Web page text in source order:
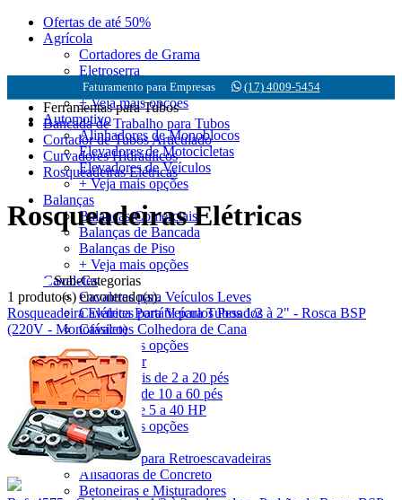
Ofertas de até 50%
Agrícola
Cortadores de Grama
Eletroserra
Motobombas
+ Veja mais opções
Automotivo
Alinhadores de Monoblocos
Elevadores de Motocicletas
Elevadores de Veículos
+ Veja mais opções
Balanças
Balanças Comerciais
Balanças de Bancada
Balanças de Piso
+ Veja mais opções
Cavaletes
Cavaletes para Veículos Leves
Cavaletes para Veículos Pesados
Cavaletes Colhedora de Cana
+ Veja mais opções
Compressor de Ar
Profissionais de 2 a 20 pés
Industriais de 10 a 60 pés
Parafuso de 5 a 40 HP
+ Veja mais opções
Construção Civil
Caçambas para Retroescavadeiras
Alisadoras de Concreto
Betoneiras e Misturadores
Faturamento para Empresas (17) 4009-5454
Ferramentas para Tubos
Bancada de Trabalho para Tubos
Cortador de Tubos Articulado
Curvadores Hidráulicos
Rosqueadeiras Elétricas
Rosqueadeiras Elétricas
Sub-Categorias
1 produto(s) encontrado(s).
Rosqueadeira Elétrica Portátil para Tubos 1/2 à 2" - Rosca BSP
(220V - Monofásico)